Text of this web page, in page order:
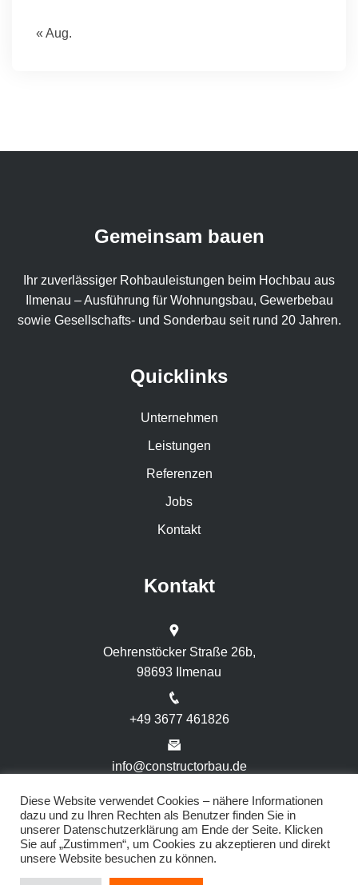
« Aug.
Gemeinsam bauen
Ihr zuverlässiger Rohbauleistungen beim Hochbau aus
Ilmenau – Ausführung für Wohnungsbau, Gewerbebau
sowie Gesellschafts- und Sonderbau seit rund 20 Jahren.
Quicklinks
Unternehmen
Leistungen
Referenzen
Jobs
Kontakt
Kontakt
Oehrenstöcker Straße 26b,
98693 Ilmenau
+49 3677 461826
info@constructorbau.de
Diese Website verwendet Cookies – nähere Informationen
dazu und zu Ihren Rechten als Benutzer finden Sie in
unserer Datenschutzerklärung am Ende der Seite. Klicken
Sie auf „Zustimmen“, um Cookies zu akzeptieren und direkt
unsere Website besuchen zu können.